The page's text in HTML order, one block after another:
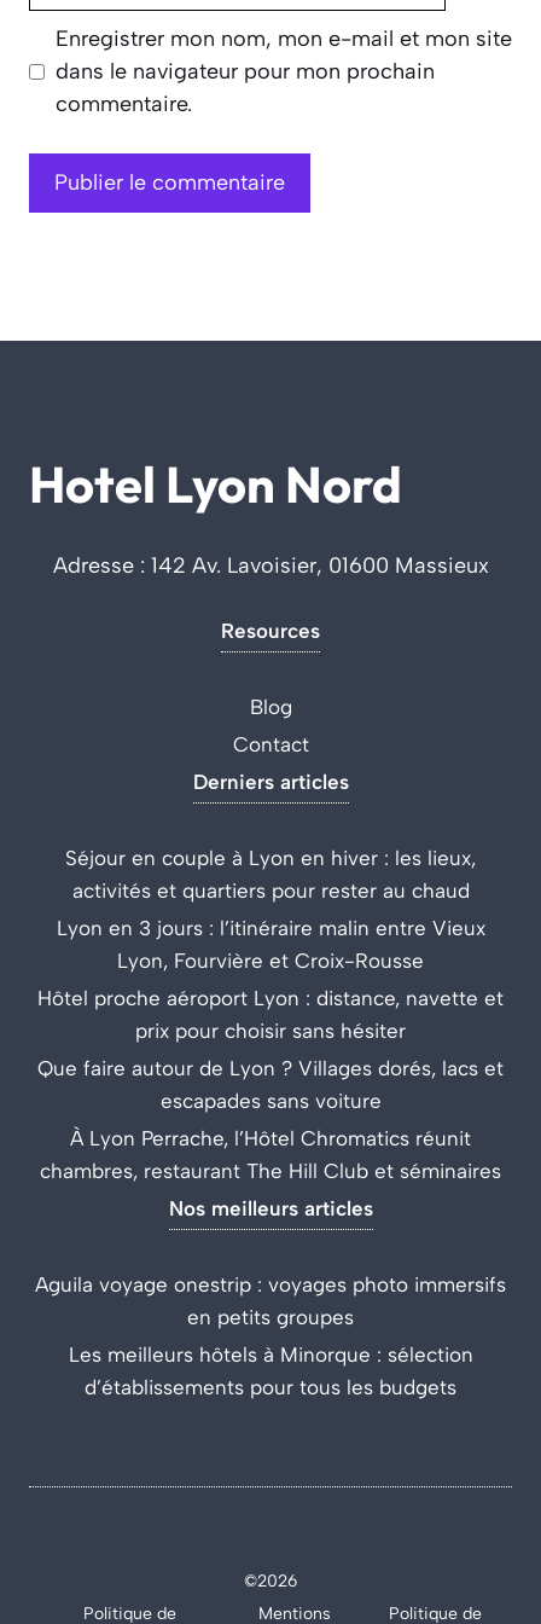
Enregistrer mon nom, mon e-mail et mon site
dans le navigateur pour mon prochain
commentaire.
Hotel Lyon Nord
Adresse : 142 Av. Lavoisier, 01600 Massieux
Resources
Blog
Contact
Derniers articles
Séjour en couple à Lyon en hiver : les lieux,
activités et quartiers pour rester au chaud
Lyon en 3 jours : l’itinéraire malin entre Vieux
Lyon, Fourvière et Croix-Rousse
Hôtel proche aéroport Lyon : distance, navette et
prix pour choisir sans hésiter
Que faire autour de Lyon ? Villages dorés, lacs et
escapades sans voiture
À Lyon Perrache, l’Hôtel Chromatics réunit
chambres, restaurant The Hill Club et séminaires
Nos meilleurs articles
Aguila voyage onestrip : voyages photo immersifs
en petits groupes
Les meilleurs hôtels à Minorque : sélection
d’établissements pour tous les budgets
©2026
Politique de
Mentions Politique de